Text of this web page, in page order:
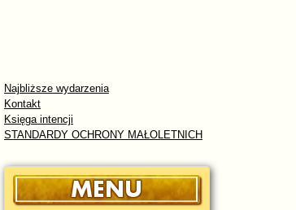
Najbliższe wydarzenia
Kontakt
Księga intencji
STANDARDY OCHRONY MAŁOLETNICH